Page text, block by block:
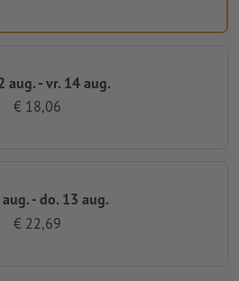
aug. - vr. 14 aug.
€ 18,06
- do. 13 aug.
€ 22,69